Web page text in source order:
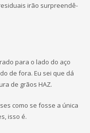
irão surpreendê-
para o lado do aço
de fora. Eu sei que dá
de grãos HAZ.
como se fosse a única
isso é.